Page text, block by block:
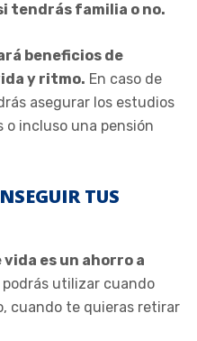
tendrás familia o no.
beneficios de
y ritmo. En caso de
asegurar los estudios
incluso una pensión
TUS
es un ahorro a
podrás utilizar cuando
cuando te quieras retirar